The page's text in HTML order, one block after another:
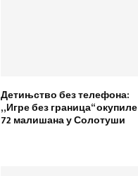
Детињство без телефона:
„Игре без граница“ окупиле
72 малишана у Солотуши